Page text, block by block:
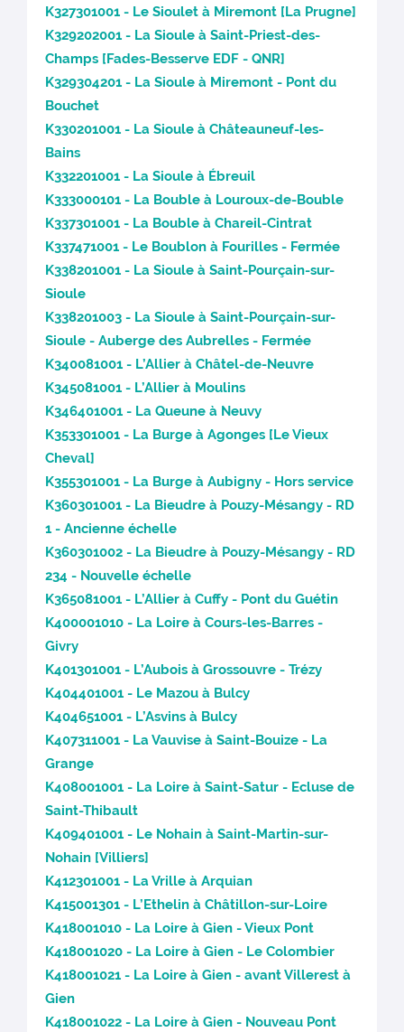
K327301001 - Le Sioulet à Miremont [La Prugne]
K329202001 - La Sioule à Saint-Priest-des-
Champs [Fades-Besserve EDF - QNR]
K329304201 - La Sioule à Miremont - Pont du
Bouchet
K330201001 - La Sioule à Châteauneuf-les-
Bains
K332201001 - La Sioule à Ébreuil
K333000101 - La Bouble à Louroux-de-Bouble
K337301001 - La Bouble à Chareil-Cintrat
K337471001 - Le Boublon à Fourilles - Fermée
K338201001 - La Sioule à Saint-Pourçain-sur-
Sioule
K338201003 - La Sioule à Saint-Pourçain-sur-
Sioule - Auberge des Aubrelles - Fermée
K340081001 - L’Allier à Châtel-de-Neuvre
K345081001 - L’Allier à Moulins
K346401001 - La Queune à Neuvy
K353301001 - La Burge à Agonges [Le Vieux
Cheval]
K355301001 - La Burge à Aubigny - Hors service
K360301001 - La Bieudre à Pouzy-Mésangy - RD
1 - Ancienne échelle
K360301002 - La Bieudre à Pouzy-Mésangy - RD
234 - Nouvelle échelle
K365081001 - L’Allier à Cuffy - Pont du Guétin
K400001010 - La Loire à Cours-les-Barres -
Givry
K401301001 - L’Aubois à Grossouvre - Trézy
K404401001 - Le Mazou à Bulcy
K404651001 - L’Asvins à Bulcy
K407311001 - La Vauvise à Saint-Bouize - La
Grange
K408001001 - La Loire à Saint-Satur - Ecluse de
Saint-Thibault
K409401001 - Le Nohain à Saint-Martin-sur-
Nohain [Villiers]
K412301001 - La Vrille à Arquian
K415001301 - L’Ethelin à Châtillon-sur-Loire
K418001010 - La Loire à Gien - Vieux Pont
K418001020 - La Loire à Gien - Le Colombier
K418001021 - La Loire à Gien - avant Villerest à
Gien
K418001022 - La Loire à Gien - Nouveau Pont